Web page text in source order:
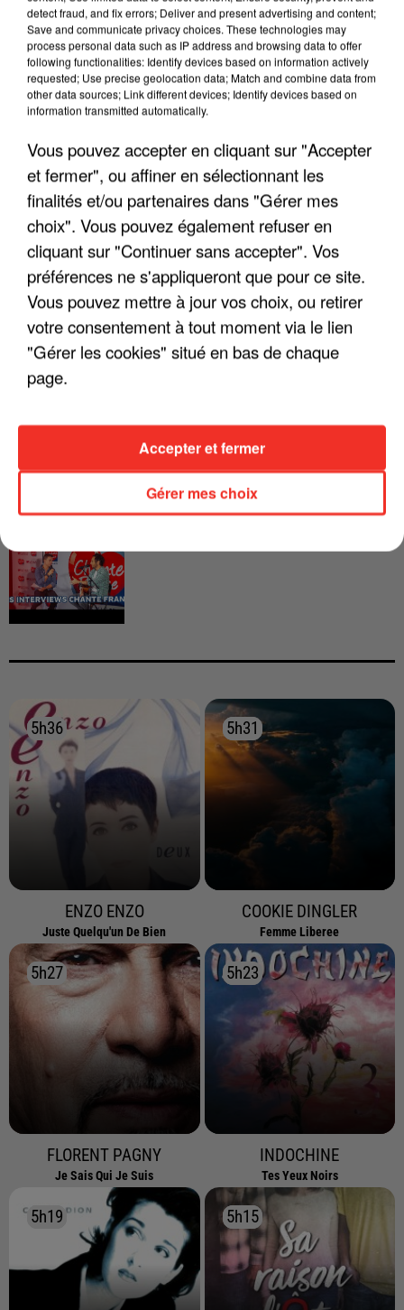
"JE SUIS À DISPOSITION DES
ENFOIRÉS"
"ON A TOUS LE TRAC"
"ON N'EST PAS DES PARENTS
PARFAITS"
INTERVIEW CHANTE FRANCE AVEC
5h36
5h36
ENZO ENZO
Juste Quelqu'un De Bien
5h31
5h31
COOKIE DINGLER
Femme Liberee
5h27
5h27
FLORENT PAGNY
Je Sais Qui Je Suis
5h23
5h23
INDOCHINE
Tes Yeux Noirs
5h19
5h19 5h15
5h15
detect fraud, and fix errors; Deliver and present advertising and content;
Save and communicate privacy choices. These technologies may
process personal data such as IP address and browsing data to offer
following functionalities: Identify devices based on information actively
requested; Use precise geolocation data; Match and combine data from
other data sources; Link different devices; Identify devices based on
information transmitted automatically.
Vous pouvez accepter en cliquant sur "Accepter
et fermer", ou affiner en sélectionnant les
finalités et/ou partenaires dans "Gérer mes
choix". Vous pouvez également refuser en
cliquant sur "Continuer sans accepter". Vos
préférences ne s'appliqueront que pour ce site.
Vous pouvez mettre à jour vos choix, ou retirer
votre consentement à tout moment via le lien
"Gérer les cookies" situé en bas de chaque
page.
Gérer mes choix
Accepter et fermer